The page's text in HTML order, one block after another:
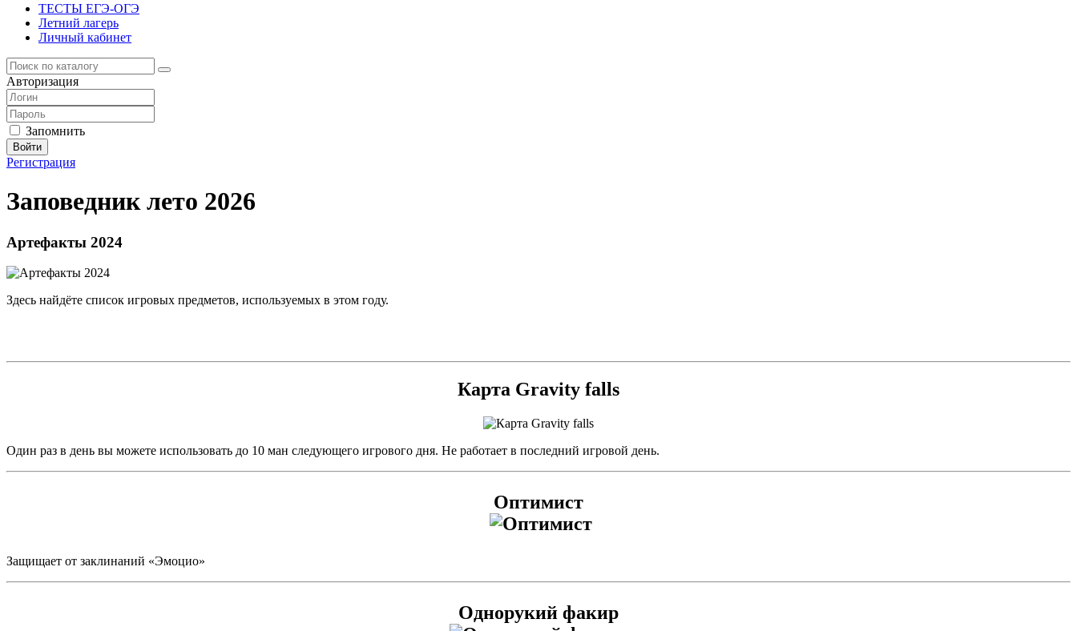
ТЕСТЫ ЕГЭ-ОГЭ
Летний лагерь
Личный кабинет
Авторизация
Запомнить
Войти
Регистрация
Заповедник лето 2026
Артефакты 2024
Здесь найдёте список игровых предметов, используемых в этом году.
Карта Gravity falls
Один раз в день вы можете использовать до 10 ман следующего игрового дня. Не работает в последний игровой день.
Оптимист
Защищает от заклинаний «Эмоцио»
Однорукий факир